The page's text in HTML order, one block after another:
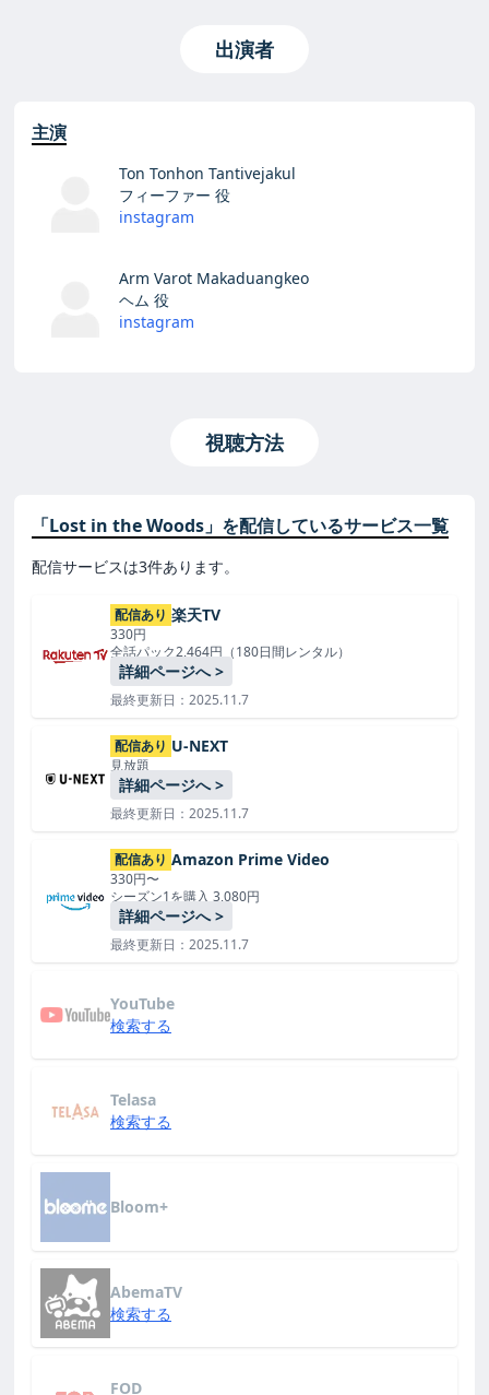
出演者
主演
Ton Tonhon Tantivejakul
フィーファー 役
instagram
Arm Varot Makaduangkeo
ヘム 役
instagram
視聴方法
「Lost in the Woods」を配信しているサービス一覧
配信サービスは3件あります。
配信あり 楽天TV
330円
全話パック2,464円（180日間レンタル）
詳細ページへ >
最終更新日：2025.11.7
配信あり U-NEXT
見放題
詳細ページへ >
最終更新日：2025.11.7
配信あり Amazon Prime Video
330円〜
シーズン1を購入 3,080円
詳細ページへ >
最終更新日：2025.11.7
YouTube
検索する
Telasa
検索する
Bloom+
AbemaTV
検索する
FOD